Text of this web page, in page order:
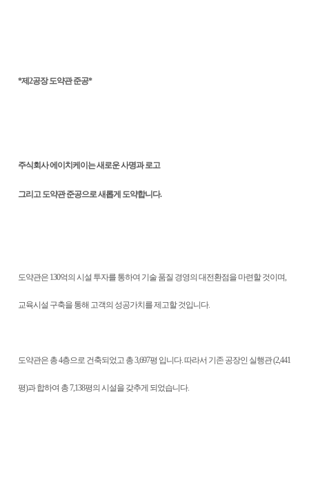
*제2공장 도약관 준공*
주식회사 에이치케이는 새로운 사명과 로고
그리고 도약관 준공으로 새롭게 도약합니다.
도약관은 130억의 시설 투자를 통하여 기술 품질 경영의 대전환점을 마련할 것이며,
교육시설 구축을 통해 고객의 성공가치를 제고할 것입니다.
도약관은 총 4층으로 건축되었고 총 3,697평 입니다. 따라서 기존 공장인 실행관 (2,441
평)과 합하여 총 7,138평의 시설을 갖추게 되었습니다.